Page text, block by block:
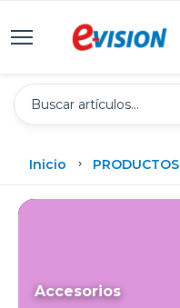
Inicio PRODUCTOS
Accesorios